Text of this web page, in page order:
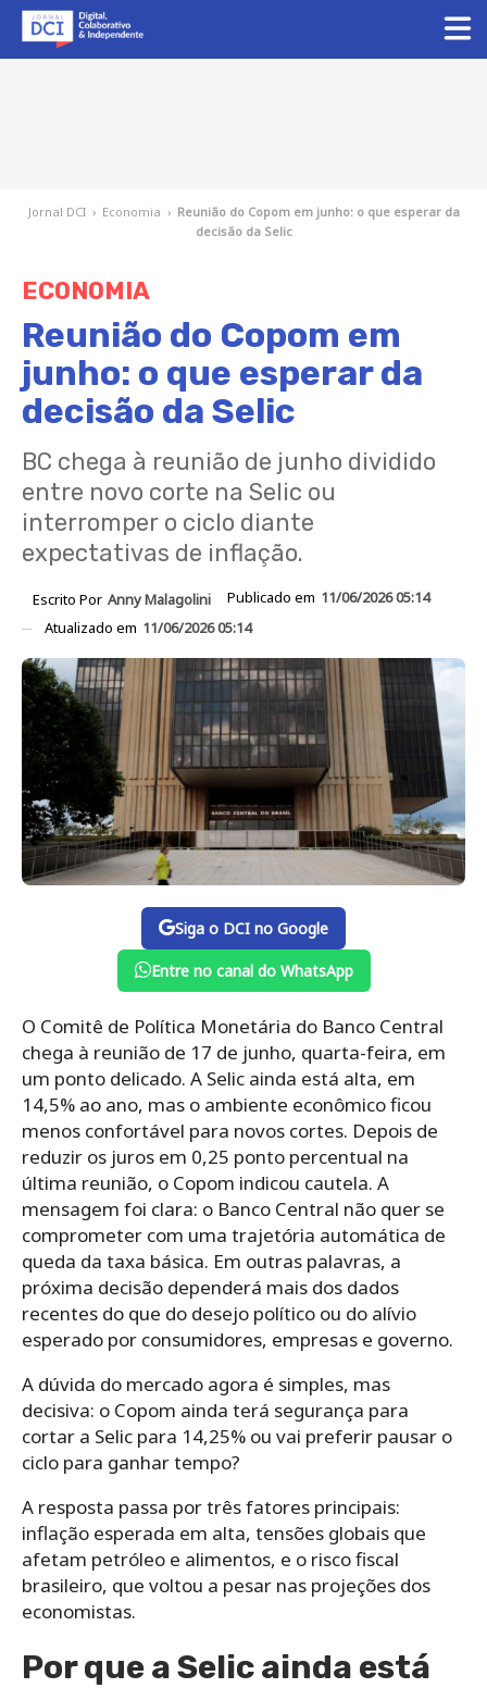
Jornal DCI › Economia › Reunião do Copom em junho: o que esperar da
decisão da Selic
ECONOMIA
Reunião do Copom em
junho: o que esperar da
decisão da Selic
BC chega à reunião de junho dividido
entre novo corte na Selic ou
interromper o ciclo diante
expectativas de inflação.
Escrito Por Anny Malagolini Publicado em 11/06/2026 05:14
Atualizado em 11/06/2026 05:14
Siga o DCI no Google
Entre no canal do WhatsApp
O Comitê de Política Monetária do Banco Central
chega à reunião de 17 de junho, quarta-feira, em
um ponto delicado. A Selic ainda está alta, em
14,5% ao ano, mas o ambiente econômico ficou
menos confortável para novos cortes. Depois de
reduzir os juros em 0,25 ponto percentual na
última reunião, o Copom indicou cautela. A
mensagem foi clara: o Banco Central não quer se
comprometer com uma trajetória automática de
queda da taxa básica. Em outras palavras, a
próxima decisão dependerá mais dos dados
recentes do que do desejo político ou do alívio
esperado por consumidores, empresas e governo.
A dúvida do mercado agora é simples, mas
decisiva: o Copom ainda terá segurança para
cortar a Selic para 14,25% ou vai preferir pausar o
ciclo para ganhar tempo?
A resposta passa por três fatores principais:
inflação esperada em alta, tensões globais que
afetam petróleo e alimentos, e o risco fiscal
brasileiro, que voltou a pesar nas projeções dos
economistas.
Por que a Selic ainda está